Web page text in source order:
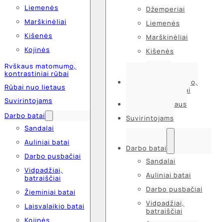
Liemenės
Marškinėliai
Kišenės
Kojinės
Ryškaus matomumo,
kontrastiniai rūbai
Rūbai nuo lietaus
Suvirintojams
Darbo batai
Sandalai
Auliniai batai
Darbo pusbačiai
Vidpadžiai,
batraiščiai
Žieminiai batai
Laisvalaikio batai
Kojinės
Džemperiai
Liemenės
Marškinėliai
Kišenės
Ryškaus matomumo,
kontrastiniai rūbai
Rūbai nuo lietaus
Suvirintojams
Darbo batai
Sandalai
Auliniai batai
Darbo pusbačiai
Vidpadžiai,
batraiščiai